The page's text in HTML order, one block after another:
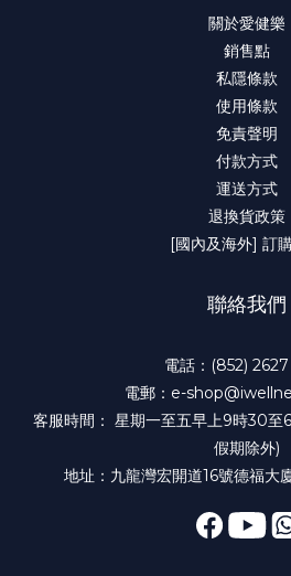
關於愛健樂
銷售點
私隱條款
使用條款
免責聲明
付款方式
運送方式
退換貨政策
[國內及海外] 訂
聯絡我們
電話：(852)
電郵：e-
客服時間： 星期一至五早上9時30至
假期除外)
地址：九龍灣宏開道16號德福